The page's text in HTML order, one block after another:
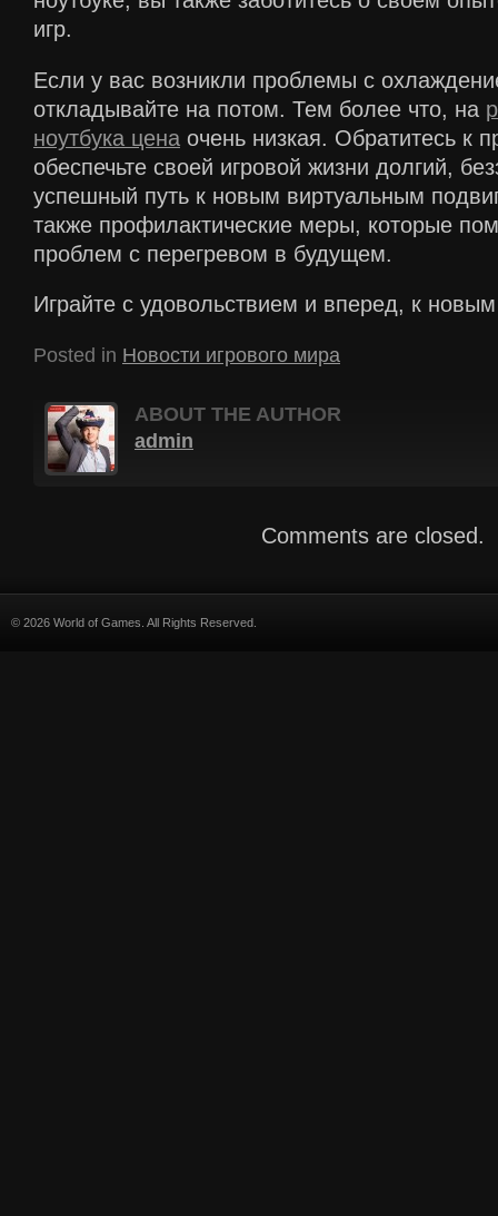
игр.
Если у вас возникли проблемы с
откладывайте на потом. Тем более что, на
ноутбука цена очень низкая. Обратитесь к
обеспечьте своей игровой жизни долгий,
успешный путь к новым виртуальным
также профилактические меры, которые
проблем с перегревом в будущем.
Играйте с удовольствием и вперед, к
Posted in Новости игрового мира
ABOUT THE AUTHOR
admin
Comments are closed.
© 2026 World of Games. All Rights Reserved.